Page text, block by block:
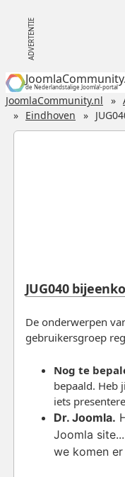
de Nederlandstalige Joomla!-portal
JoomlaCommunity.nl
Eindhoven
JUG040
De onderwerpen
gebruikersgroep
Nog te
bepaald. Heb
iets
Dr. Joomla.
Joomla
we komen